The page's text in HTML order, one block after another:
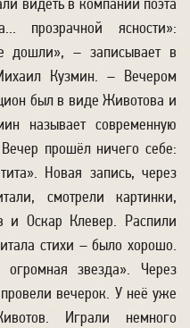
видеть в компании поэта
прозрачной ясности»:
дошли», – записывает в
Кузмин. – Вечером
был в виде Животова и
называет современную
прошёл ничего себе:
Новая запись, через
смотрели картинки,
Оскар Клевер. Распили
стихи – было хорошо.
звезда». Через
вечерок. У неё уже
Играли немного